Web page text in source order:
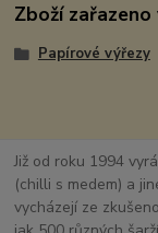
Zboží
Papírové výřezy
Již od roku 1994
(chilli s medem) a
vycházejí ze